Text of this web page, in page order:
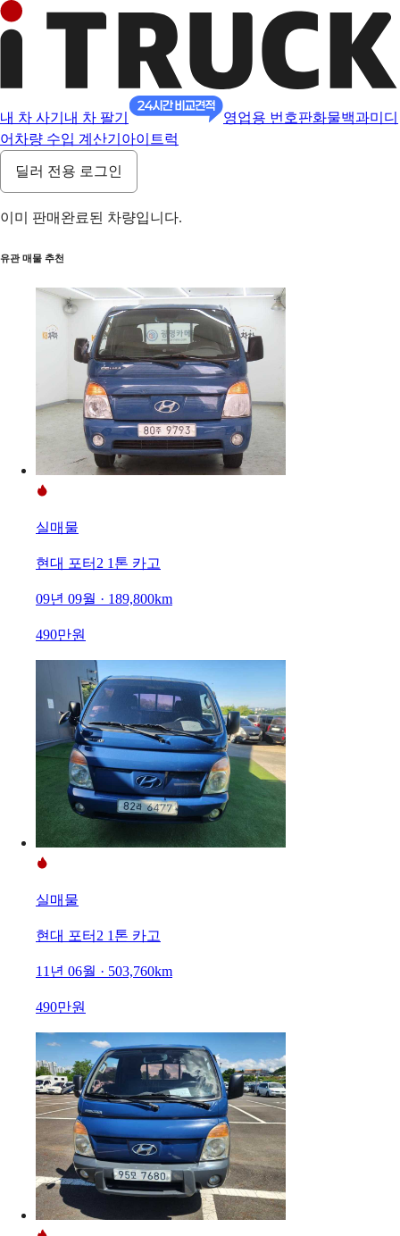
내 차 사기 내 차 팔기 영업용 번호판화물백과미디
어 차량 수입 계산기 아이트럭
딜러 전용 로그인
이미 판매완료된 차량입니다.
유관 매물 추천
실매물
현대 포터2 1톤 카고
09년 09월 · 189,800km
490만원
실매물
현대 포터2 1톤 카고
11년 06월 · 503,760km
490만원